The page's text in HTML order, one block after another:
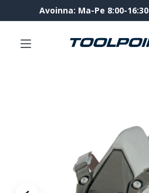
Avoinna: Ma-Pe 8:00-16:30